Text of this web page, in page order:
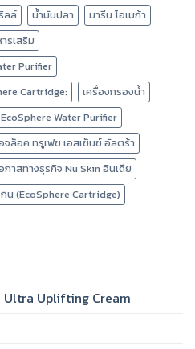
ลล์ น้ำมันปลา
มารีน โอเมก้า
รเสริม
Purifier
Cartridge:
เครื่องกรองน้ำ
Water Purifier
จล็อค ทรูเฟซ เอสเซ็นซ์ อัลตร้า
กาสทางธุรกิจ Nu Skin อินเดีย
น (EcoSphere Cartridge)
Ultra Uplifting Cream